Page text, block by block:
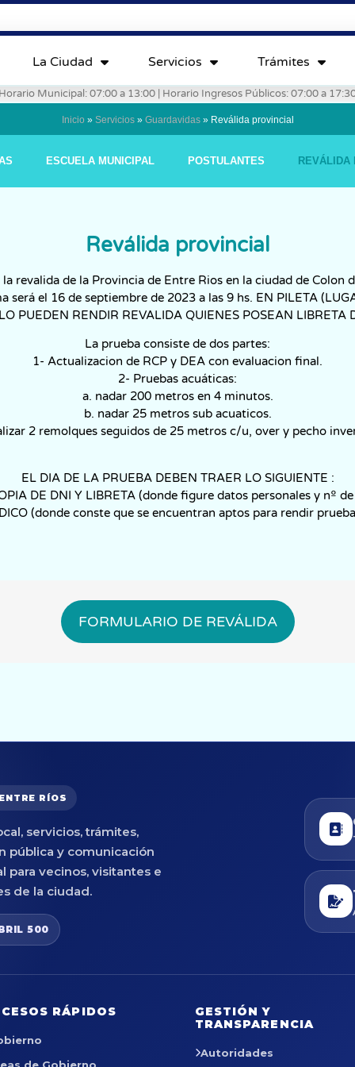
La Ciudad Servicios Trámites
Municipal: 07:00 a 13:00 | Horario Ingresos Públicos: 07:00 a
Inicio» Servicios» Guardavidas» Reválida provincial
ESCUELA MUNICIPAL POSTULANTES REVÁLIDA
Reválida provincial
revalida de la Provincia de Entre Rios en la ciudad de Colon
será el 16 de septiembre de 2023 a las 9 hs. EN PILETA
PUEDEN RENDIR REVALIDA QUIENES POSEAN LIBRETA
La prueba consiste de dos partes:
1- Actualizacion de RCP y DEA con evaluacion final.
2- Pruebas acuáticas:
a. nadar 200 metros en 4 minutos.
b. nadar 25 metros sub acuaticos.
2 remolques seguidos de 25 metros c/u, over y pecho
EL DIA DE LA PRUEBA DEBEN TRAER LO SIGUIENTE :
DE DNI Y LIBRETA (donde figure datos personales y nº
(donde conste que se encuentran aptos para rendir
FORMULARIO DE REVÁLIDA
RÍOS
servicios, trámites,
pública y comunicación
para vecinos, visitantes e
de la ciudad.
500
RÁPIDOS
GESTIÓN Y
TRANSPARENCIA
Autoridades